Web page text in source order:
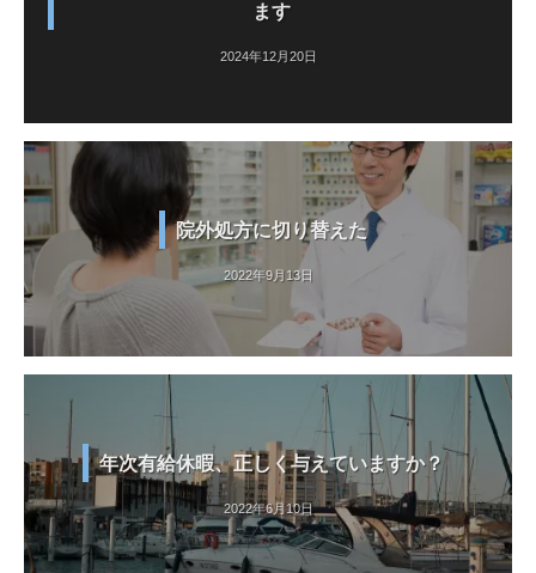
ます
2024年12月20日
院外処方に切り替えた
2022年9月13日
年次有給休暇、正しく与えていますか？
2022年6月10日